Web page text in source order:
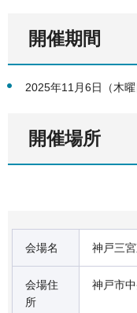
開催期間
2025年11月6日（木曜
開催場所
会場名 神戸三
会場住
所
神戸市